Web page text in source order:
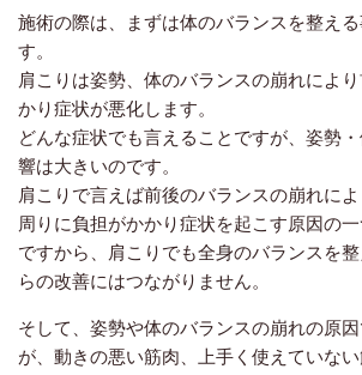
施術の際は、まずは体のバランスを整え
す。
肩こりは姿勢、体のバランスの崩れによ
かり症状が悪化します。
どんな症状でも言えることですが、姿勢
響は大きいのです。
肩こりで言えば前後のバランスの崩れに
周りに負担がかかり症状を起こす原因の一
ですから、肩こりでも全身のバランスを
らの改善にはつながりません。
そして、姿勢や体のバランスの崩れの原
が、動きの悪い筋肉、上手く使えていな